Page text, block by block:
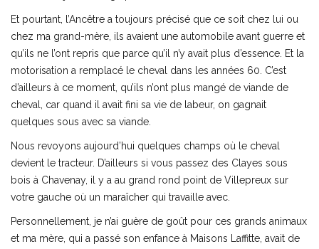
Et pourtant, l’Ancêtre a toujours précisé que ce soit chez lui ou
chez ma grand-mère, ils avaient une automobile avant guerre et
qu’ils ne l’ont repris que parce qu’il n’y avait plus d’essence. Et la
motorisation a remplacé le cheval dans les années 60. C’est
d’ailleurs à ce moment, qu’ils n’ont plus mangé de viande de
cheval, car quand il avait fini sa vie de labeur, on gagnait
quelques sous avec sa viande.
Nous revoyons aujourd’hui quelques champs où le cheval
devient le tracteur. D’ailleurs si vous passez des Clayes sous
bois à Chavenay, il y a au grand rond point de Villepreux sur
votre gauche où un maraîcher qui travaille avec.
Personnellement, je n’ai guère de goût pour ces grands animaux
et ma mère, qui a passé son enfance à Maisons Laffitte, avait de